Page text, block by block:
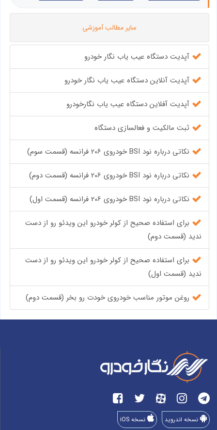
سایر مطالب آموزشی
آپدیت دستگاه عیب یاب نگار خودرو
آپدیت آنلاین دستگاه عیب یاب نگار خودرو
آپدیت آفلاین دستگاه عیب یاب نگارخودرو
ثبت مالکیت و فعالسازی دستگاه
نکاتی درباره نود BSI خودروی 206 فرانسه (قسمت سوم)
نکاتی درباره نود BSI خودروی 206 فرانسه (قسمت دوم)
نکاتی درباره نود BSI خودروی 206 فرانسه (قسمت اول)
برای استفاده صحیح از کولر خودرو این ویدئو رو از دست
ندید (قسمت دوم)
برای استفاده صحیح از کولر خودرو این ویدئو رو از دست
ندید (قسمت اول)
روغن موتور مناسب خودروی خودت رو بخر (قسمت دوم)
نسخه اندروید نسخه iOS